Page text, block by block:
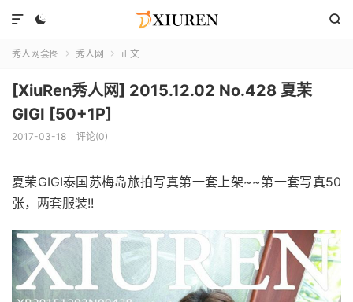
 

秀人网套图  秀人网  正文
[XiuRen秀人网] 2015.12.02 No.428 夏茉
GIGI [50+1P]
2017-03-18 评论(0)
夏茉GIGI泰国苏梅岛旅拍写真第一套上架~~第一套写真50
张，两套服装!!